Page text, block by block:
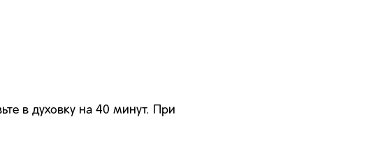
в духовку на 40 минут. При